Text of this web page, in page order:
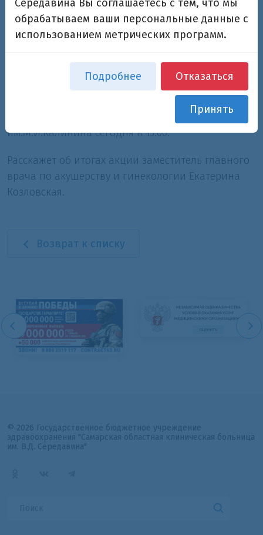
области, каждый здоровый ребенок – самый
лучший подарок. Всего на базе Перинатального
центра роддома больницы им.М.И.Калинина, где
рождается приблизительно 10 % здоровых детей.
Торжественное подведение итогов акции
состоится в выписной комнате роддома СОКБ
им.М.И.Калинина сегодня в 13.00.
Расскажет об итогах акции заместитель главного
врача по акушерству и гинекологии Екатерина
Козловская.
Возврат к списку
© 2026 Государственное бюджетное учреждение
здравоохранения "Самарская областная клиническая больница
им. В.Д. Середавина"
Середавина Вы соглашаетесь с тем, что мы
обрабатываем ваши персональные данные с
использованием метрических программ.
Подробнее Отказаться
Принять